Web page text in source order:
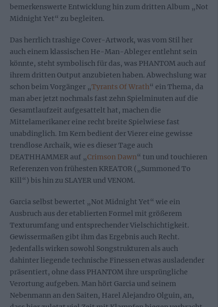
bemerkenswerte Entwicklung hin zum dritten Album „Not
Midnight Yet“ zu begleiten.
Das herrlich trashige Cover-Artwork, was vom Stil her
auch einem klassischen He-Man-Ableger entlehnt sein
könnte, steht symbolisch für das, was PHANTOM auch auf
ihrem dritten Output anzubieten haben. Abwechslung war
schon beim Vorgänger „Tyrants Of Wrath“ ein Thema, da
man aber jetzt nochmals fast zehn Spielminuten auf die
Gesamtlaufzeit aufgesattelt hat, machen die
Mittelamerikaner eine recht breite Spielwiese fast
unabdinglich. Im Kern bedient der Vierer eine gewisse
trendlose Archaik, wie es dieser Tage auch
DEATHHAMMER auf „Crimson Dawn“ tun und touchieren
Referenzen von frühesten KREATOR („Summoned To
Kill“) bis hin zu SLAYER und VENOM.
Garcia selbst bewertet „Not Midnight Yet“ wie ein
Ausbruch aus der etablierten Formel mit größerem
Texturumfang und entsprechender Vielschichtigkeit.
Gewissermaßen gibt ihm das Ergebnis auch Recht.
Jedenfalls wirken sowohl Songstrukturen als auch
dahinter liegende technische Finessen etwas ausladender
präsentiert, ohne dass PHANTOM ihre ursprüngliche
Verortung aufgeben. Man hört Garcia und seinem
Nebenmann an den Saiten, Harel Alejandro Olguin, an,